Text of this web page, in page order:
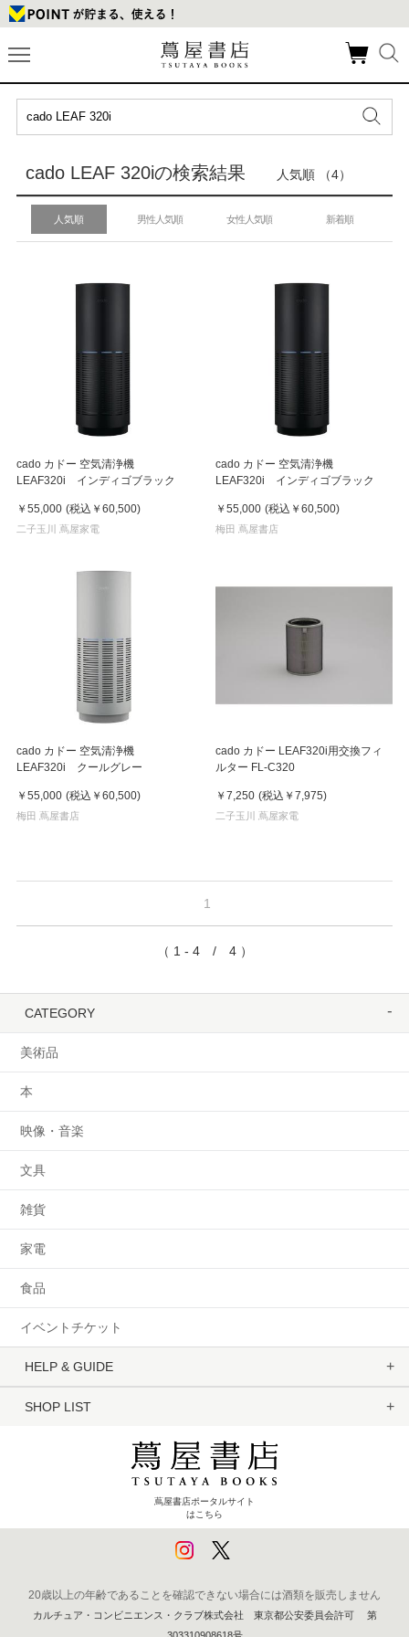
cado LEAF 320iの検索結果 人気順 （4）
人気順 男性人気順 女性人気順 新着順
cado カドー 空気清浄機
LEAF320i インディゴブラック
￥55,000 (税込 ￥60,500)
二子玉川 蔦屋家電
cado カドー 空気清浄機
LEAF320i インディゴブラック
￥55,000 (税込 ￥60,500)
梅田 蔦屋書店
cado カドー 空気清浄機
LEAF320i クールグレー
￥55,000 (税込 ￥60,500)
梅田 蔦屋書店
cado カドー LEAF320i用交換フィ
ルター FL-C320
￥7,250 (税込 ￥7,975)
二子玉川 蔦屋家電
1
（ 1 - 4 / 4 ）
CATEGORY
美術品
本
映像・音楽
文具
雑貨
家電
食品
イベントチケット
HELP & GUIDE
SHOP LIST
蔦屋書店ポータルサイト
はこちら
20歳以上の年齢であることを確認できない場合には酒類を販売しません
カルチュア・コンビニエンス・クラブ株式会社 東京都公安委員会許可 第
303310908618号